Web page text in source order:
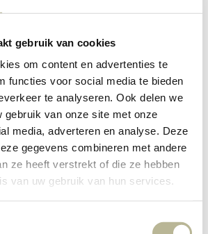
gebruik van cookies
om content en advertenties te
functies voor social media te bieden
te analyseren. Ook delen we
gebruik van onze site met onze
media, adverteren en analyse. Deze
gegevens combineren met andere
ze heeft verstrekt of die ze hebben
van uw gebruik van hun services.